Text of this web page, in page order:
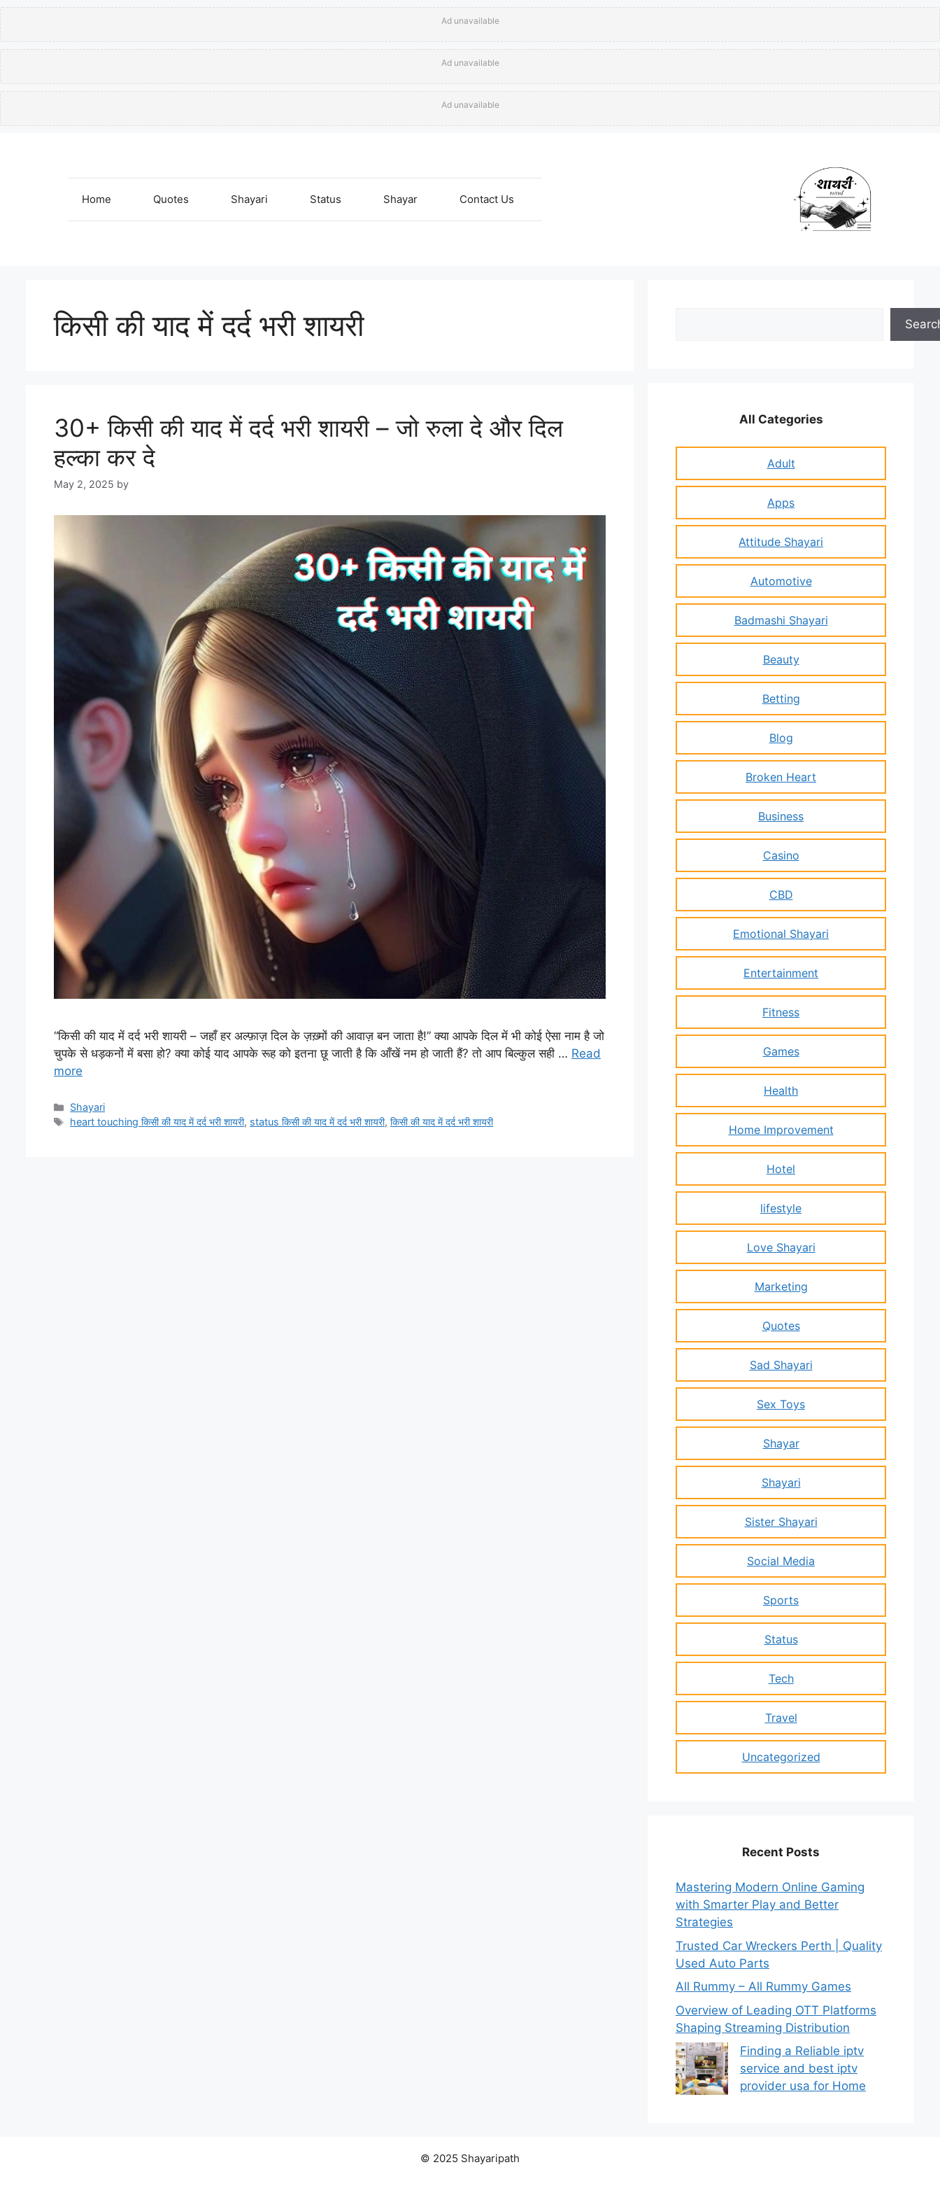
Ad unavailable
Ad unavailable
Ad unavailable
Home Quotes Shayari Status Shayar Contact Us
किसी की याद में दर्द भरी शायरी
30+ किसी की याद में दर्द भरी शायरी – जो रुला दे और दिल
हल्का कर दे
May 2, 2025 by
“किसी की याद में दर्द भरी शायरी – जहाँ हर अल्फ़ाज़ दिल के ज़ख़्मों की आवाज़ बन जाता है!” क्या आपके दिल में भी कोई ऐसा नाम है जो
चुपके से धड़कनों में बसा हो? क्या कोई याद आपके रूह को इतना छू जाती है कि आँखें नम हो जाती हैं? तो आप बिल्कुल सही … Read
more
Categories
Shayari
Tags
heart touching किसी की याद में दर्द भरी शायरी, status किसी की याद में दर्द भरी शायरी,किसी की याद में दर्द भरी शायरी
All Categories
Adult
Apps
Attitude Shayari
Automotive
Badmashi Shayari
Beauty
Betting
Blog
Broken Heart
Business
Casino
CBD
Emotional Shayari
Entertainment
Fitness
Games
Health
Home Improvement
Hotel
lifestyle
Love Shayari
Marketing
Quotes
Sad Shayari
Sex Toys
Shayar
Shayari
Sister Shayari
Social Media
Sports
Status
Tech
Travel
Uncategorized
Recent Posts
Mastering Modern Online Gaming
with Smarter Play and Better
Strategies
Trusted Car Wreckers Perth | Quality
Used Auto Parts
All Rummy – All Rummy Games
Overview of Leading OTT Platforms
Shaping Streaming Distribution
Finding a Reliable iptv
service and best iptv
provider usa for Home
© 2025 Shayaripath